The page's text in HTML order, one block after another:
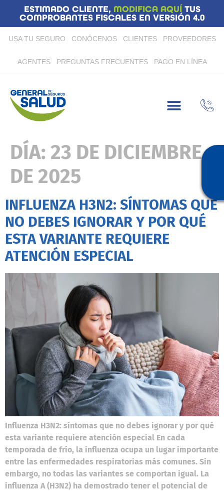
ESTIMADO CLIENTE, MODIFICA AQUÍ TUS
COMPROBANTES FISCALES EN VERSIÓN 4.0
USA TU SEGURO CONÓCENOS CLIENTES PROVEEDORES
AGENTES PREGUNTAS FRECUENTES PAGO EN LÍNEA
DÍA: 23 DE DICIEMBRE
DE 2025
INFLUENZA H3N2: SÍNTOMAS QUE
NO DEBES IGNORAR Y POR QUÉ
ESTA VARIANTE REQUIERE
ATENCIÓN ESPECIAL
Influenza H3N2: síntomas que no debes ignorar y por qué
esta variante requiere atención especial En cada
temporada de frío, la influenza ocupa un lugar importante
entre las enfermedades respiratorias más comunes. Sin
embargo, no todas las variantes se comportan igual. La
influenza A (H3N2) ha demostrado tener el potencial de